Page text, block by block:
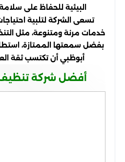
البيئية للحفاظ على
تسعى الشركة لتلبية
خدمات مرنة ومتنوعة، مثل
بفضل سمعتها الممتازة،
أبوظبي أن تكتسب ثقة
أفضل شركة